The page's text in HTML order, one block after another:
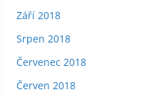
Září 2018
Srpen 2018
Červenec 2018
Červen 2018